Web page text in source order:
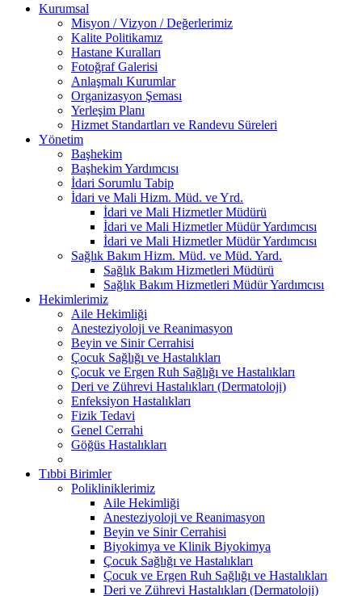
Kurumsal
Misyon / Vizyon / Değerlerimiz
Kalite Politikamız
Hastane Kuralları
Fotoğraf Galerisi
Anlaşmalı Kurumlar
Organizasyon Şeması
Yerleşim Planı
Hizmet Standartları ve Randevu Süreleri
Yönetim
Başhekim
Başhekim Yardımcısı
İdari Sorumlu Tabip
İdari ve Mali Hizm. Müd. ve Yrd.
İdari ve Mali Hizmetler Müdürü
İdari ve Mali Hizmetler Müdür Yardımcısı
İdari ve Mali Hizmetler Müdür Yardımcısı
Sağlık Bakım Hizm. Müd. ve Müd. Yard.
Sağlık Bakım Hizmetleri Müdürü
Sağlık Bakım Hizmetleri Müdür Yardımcısı
Hekimlerimiz
Aile Hekimliği
Anesteziyoloji ve Reanimasyon
Beyin ve Sinir Cerrahisi
Çocuk Sağlığı ve Hastalıkları
Çocuk ve Ergen Ruh Sağlığı ve Hastalıkları
Deri ve Zührevi Hastalıkları (Dermatoloji)
Enfeksiyon Hastalıkları
Fizik Tedavi
Genel Cerrahi
Göğüs Hastalıkları
Tıbbi Birimler
Polikliniklerimiz
Aile Hekimliği
Anesteziyoloji ve Reanimasyon
Beyin ve Sinir Cerrahisi
Biyokimya ve Klinik Biyokimya
Çocuk Sağlığı ve Hastalıkları
Çocuk ve Ergen Ruh Sağlığı ve Hastalıkları
Deri ve Zührevi Hastalıkları (Dermatoloji)